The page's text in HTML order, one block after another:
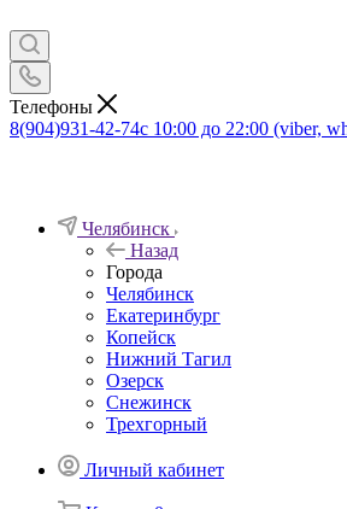
Телефоны
8(904)931-42-74с 10:00 до 22:00 (viber,
Челябинск
Назад
Города
Челябинск
Екатеринбург
Копейск
Нижний Тагил
Озерск
Снежинск
Трехгорный
Личный кабинет